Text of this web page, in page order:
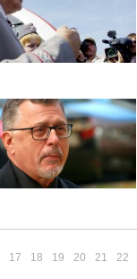
17 18 19 20 21 22